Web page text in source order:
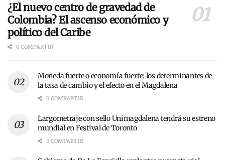
¿El nuevo centro de gravedad de
Colombia? El ascenso económico y
político del Caribe
0 COMPARTIR
Moneda fuerte o economía fuerte: los determinantes de
la tasa de cambio y el efecto en el Magdalena
0 COMPARTIR
Largometraje con sello Unimagdalena tendrá su estreno
mundial en Festival de Toronto
0 COMPARTIR